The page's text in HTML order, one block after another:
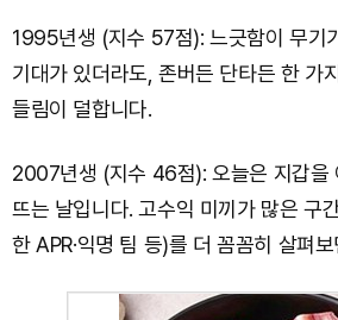
1995년생 (지수 57점): 느긋함이 무기
기대가 있더라도, 존버든 단타든 한 가
들림이 덜합니다.
2007년생 (지수 46점): 오늘은 지갑을
뜨는 날입니다. 고수익 미끼가 많은 구
한 APR·익명 팀 등)를 더 꼼꼼히 살펴